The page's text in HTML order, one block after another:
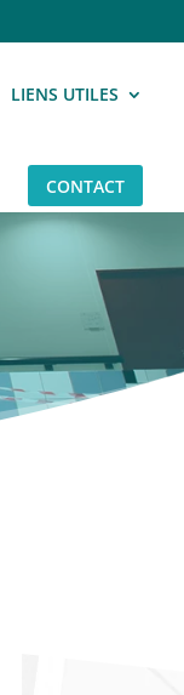
LIENS UTILES
CONTACT